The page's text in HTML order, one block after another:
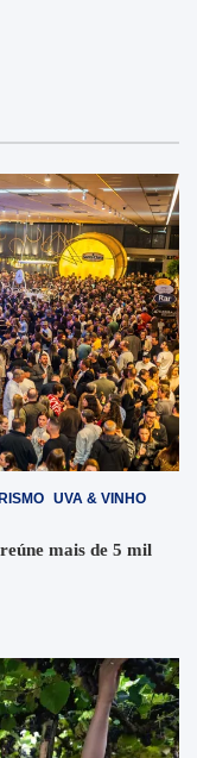
UVA & VINHO
mais de 5 mil